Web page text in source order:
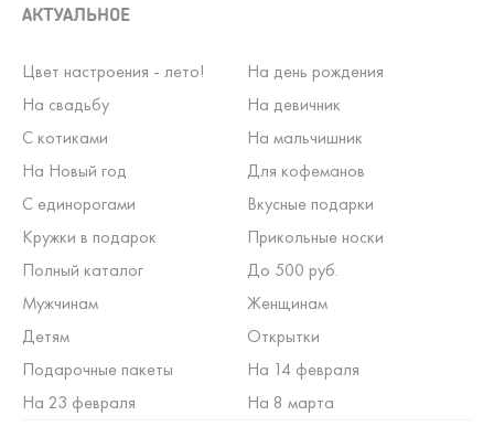
АКТУАЛЬНОЕ
Цвет настроения - лето!
На день рождения
На свадьбу
На девичник
С котиками
На мальчишник
На Новый год
Для кофеманов
С единорогами
Вкусные подарки
Кружки в подарок
Прикольные носки
Полный каталог
До 500 руб.
Мужчинам
Женщинам
Детям
Открытки
Подарочные пакеты
На 14 февраля
На 23 февраля
На 8 марта